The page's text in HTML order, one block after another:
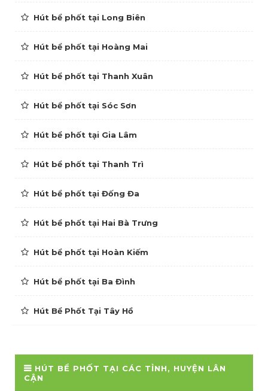
Hút bể phốt tại Long Biên
Hút bể phốt tại Hoàng Mai
Hút bể phốt tại Thanh Xuân
Hút bể phốt tại Sóc Sơn
Hút bể phốt tại Gia Lâm
Hút bể phốt tại Thanh Trì
Hút bể phốt tại Đống Đa
Hút bể phốt tại Hai Bà Trưng
Hút bể phốt tại Hoàn Kiếm
Hút bể phốt tại Ba Đình
Hút Bể Phốt Tại Tây Hồ
HÚT BỂ PHỐT TẠI CÁC TỈNH, HUYỆN LÂN
CẬN